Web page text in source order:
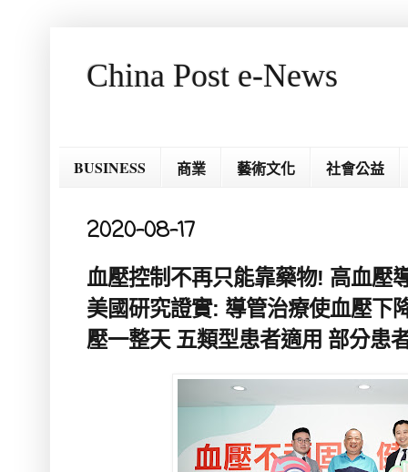
China Post e-News
BUSINESS 商業 藝術文化 社會公益
2020-08-17
血壓控制不再只能靠藥物! 高血壓
美國研究證實: 導管治療使血壓下
壓一整天 五類型患者適用 部分患